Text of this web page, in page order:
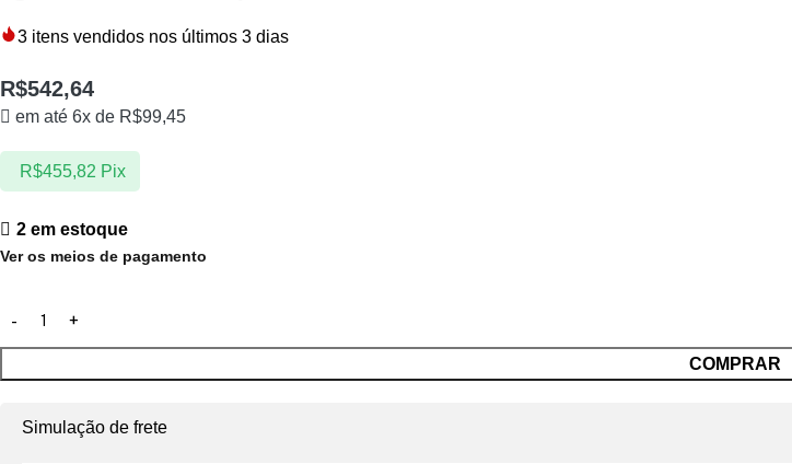
3 itens vendidos nos últimos 3 dias
R$542,64
em até 6x de R$99,45
R$455,82 Pix
2 em estoque
Ver os meios de pagamento
COMPRAR
Simulação de frete